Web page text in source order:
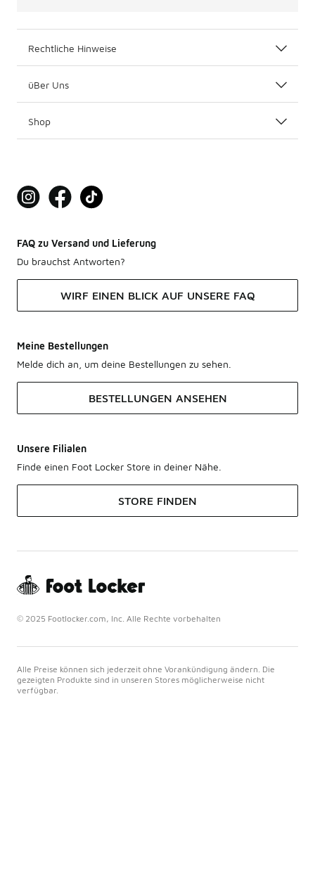
Rechtliche Hinweise
üBer Uns
Shop
FAQ zu Versand und Lieferung
Du brauchst Antworten?
WIRF EINEN BLICK AUF UNSERE FAQ
Meine Bestellungen
Melde dich an, um deine Bestellungen zu sehen.
BESTELLUNGEN ANSEHEN
Unsere Filialen
Finde einen Foot Locker Store in deiner Nähe.
STORE FINDEN
© 2025 Footlocker.com, Inc. Alle Rechte vorbehalten
Alle Preise können sich jederzeit ohne Vorankündigung ändern. Die
gezeigten Produkte sind in unseren Stores möglicherweise nicht
verfügbar.